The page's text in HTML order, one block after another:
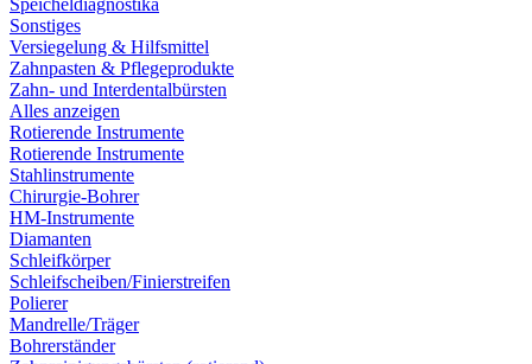
Speicheldiagnostika
Sonstiges
Versiegelung & Hilfsmittel
Zahnpasten & Pflegeprodukte
Zahn- und Interdentalbürsten
Alles anzeigen
Rotierende Instrumente
Rotierende Instrumente
Stahlinstrumente
Chirurgie-Bohrer
HM-Instrumente
Diamanten
Schleifkörper
Schleifscheiben/Finierstreifen
Polierer
Mandrelle/Träger
Bohrerständer